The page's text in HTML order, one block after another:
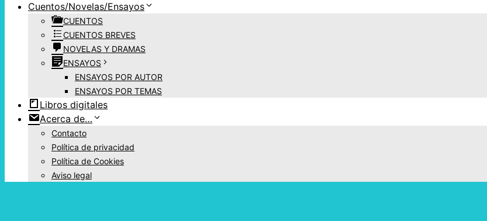
Cuentos/Novelas/Ensayos
CUENTOS
CUENTOS BREVES
NOVELAS Y DRAMAS
ENSAYOS
ENSAYOS POR AUTOR
ENSAYOS POR TEMAS
Libros digitales
Acerca de…
Contacto
Política de privacidad
Política de Cookies
Aviso legal